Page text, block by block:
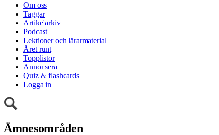
Om oss
Taggar
Artikelarkiv
Podcast
Lektioner och lärarmaterial
Året runt
Topplistor
Annonsera
Quiz & flashcards
Logga in
Ämnesområden